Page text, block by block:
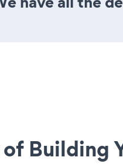
Building